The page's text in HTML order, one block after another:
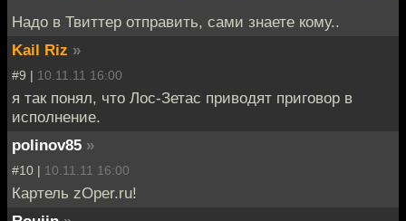
Надо в Твиттер отправить, сами знаете кому..
Kail Riz »
#9 | 10.11.11 16:00
я так понял, что Лос-Зетас приводят приговор в
исполнение.
polinov85 »
#10 | 10.11.11 16:00
Картель zOper.ru!